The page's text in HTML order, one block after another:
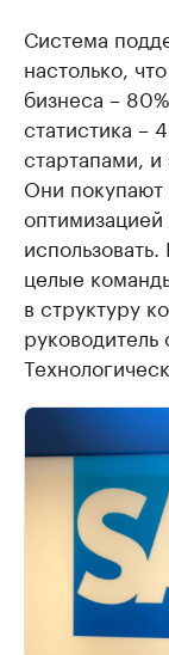
Система
настолько,
бизнеса –
статистика –
стартапами, и
Они
целые
в структуру